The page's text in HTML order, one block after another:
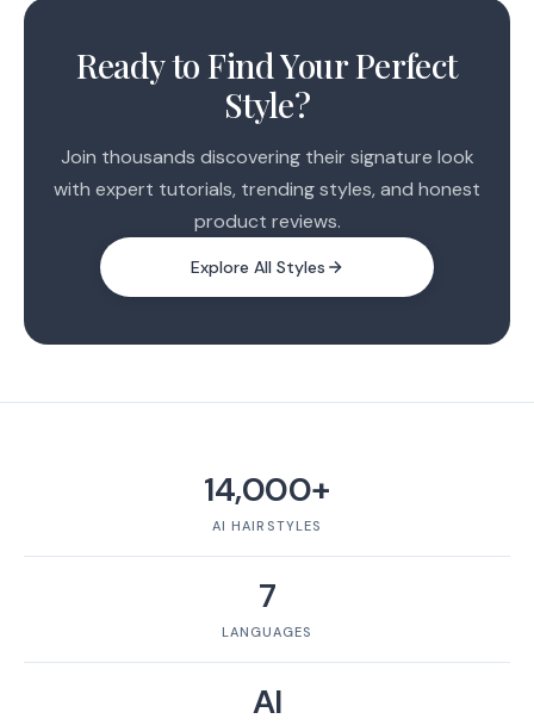
Ready to Find Your Perfect
Style?
Join thousands discovering their signature look
with expert tutorials, trending styles, and honest
product reviews.
Explore All Styles
14,000+
AI HAIRSTYLES
7
LANGUAGES
AI